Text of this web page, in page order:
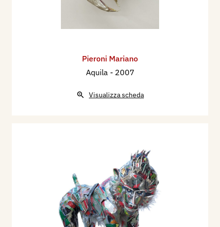
Pieroni Mariano
Aquila - 2007
Visualizza scheda